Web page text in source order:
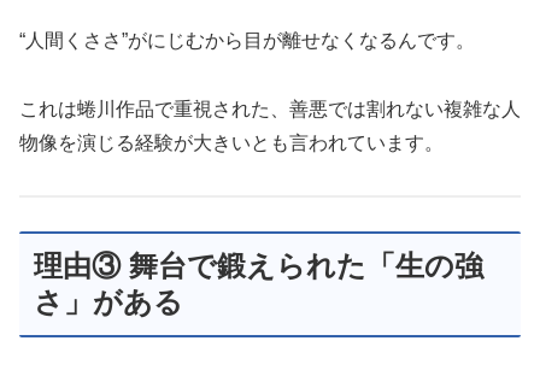
“人間くささ”がにじむから目が離せなくなるんです。
これは蜷川作品で重視された、善悪では割れない複雑な人
物像を演じる経験が大きいとも言われています。
理由③ 舞台で鍛えられた「生の強
さ」がある